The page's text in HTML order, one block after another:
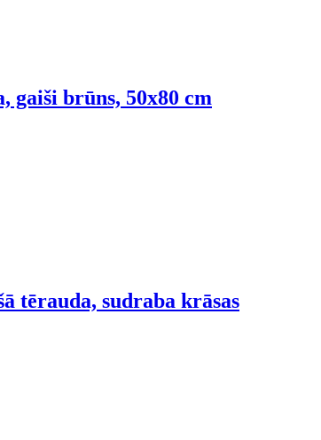
gaiši brūns, 50x80 cm
tērauda, sudraba krāsas